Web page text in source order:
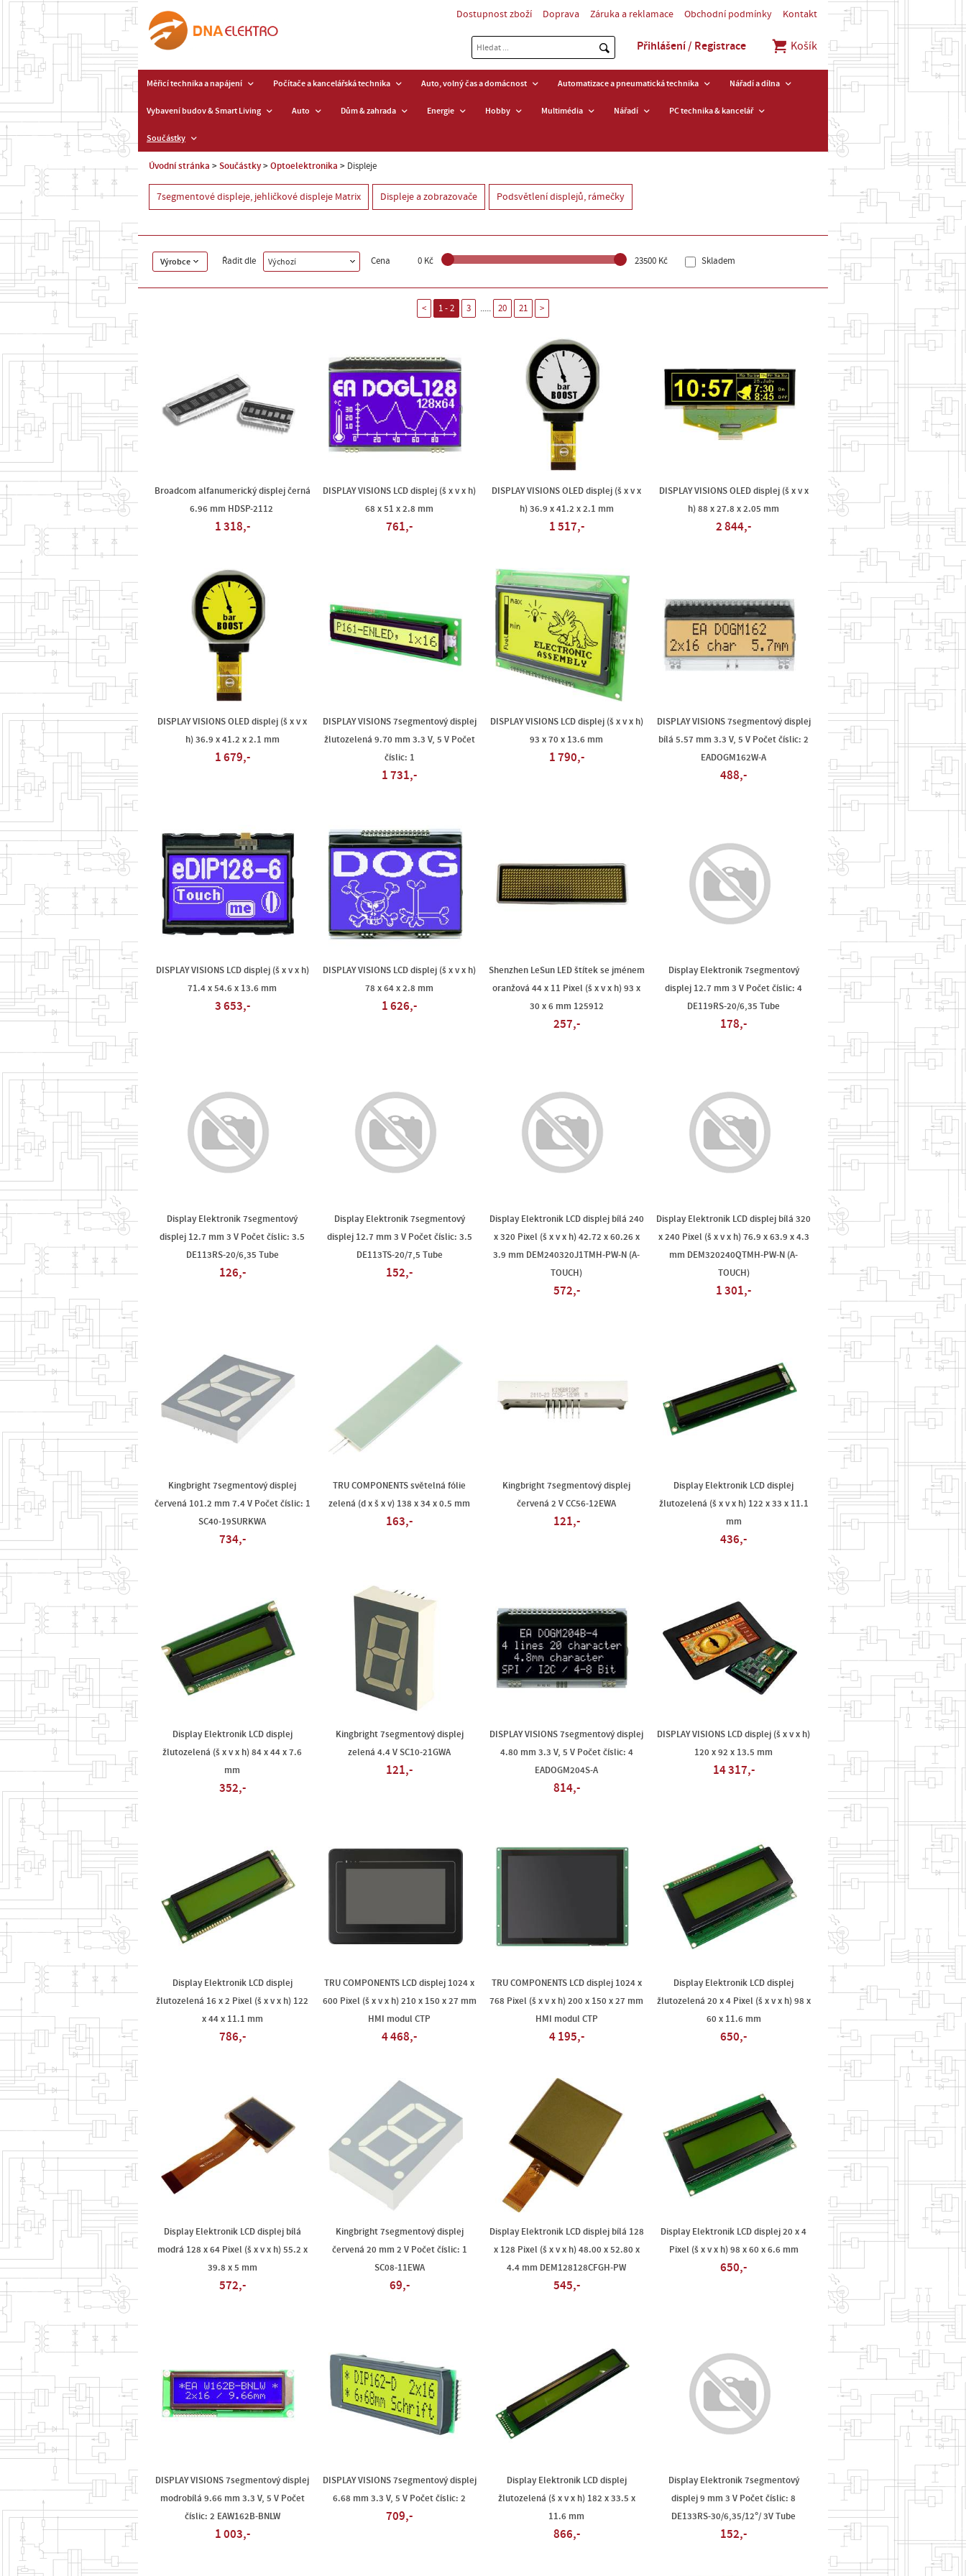
Dostupnost zboží Doprava Záruka a reklamace Obchodní podmínky Kontakt
Přihlášení / Registrace Košík
Měřicí technika a napájení Počítače a kancelářská technika Auto, volný čas a domácnost Automatizace a pneumatická technika Nářadí a dílna
Vybavení budov & Smart Living Auto Dům & zahrada Energie Hobby Multimédia Nářadí PC technika & kancelář
Součástky
Úvodní stránka Součástky Optoelektronika Displeje
7segmentové displeje, jehličkové displeje Matrix Displeje a zobrazovače Podsvětlení displejů, rámečky
Výrobce Řadit dle Výchozí Cena 0 Kč 23500 Kč Skladem
< 1 - 2 3 ..... 20 21 >
Broadcom alfanumerický displej černá
6.96 mm HDSP-2112
1 318,-
DISPLAY VISIONS LCD displej (š x v x h)
68 x 51 x 2.8 mm
761,-
DISPLAY VISIONS OLED displej (š x v x
h) 36.9 x 41.2 x 2.1 mm
1 517,-
DISPLAY VISIONS OLED displej (š x v x
h) 88 x 27.8 x 2.05 mm
2 844,-
DISPLAY VISIONS OLED displej (š x v x
h) 36.9 x 41.2 x 2.1 mm
1 679,-
DISPLAY VISIONS 7segmentový displej
žlutozelená 9.70 mm 3.3 V, 5 V Počet
číslic: 1
1 731,-
DISPLAY VISIONS LCD displej (š x v x h)
93 x 70 x 13.6 mm
1 790,-
DISPLAY VISIONS 7segmentový displej
bílá 5.57 mm 3.3 V, 5 V Počet číslic: 2
EADOGM162W-A
488,-
DISPLAY VISIONS LCD displej (š x v x h)
71.4 x 54.6 x 13.6 mm
3 653,-
DISPLAY VISIONS LCD displej (š x v x h)
78 x 64 x 2.8 mm
1 626,-
Shenzhen LeSun LED štítek se jménem
oranžová 44 x 11 Pixel (š x v x h) 93 x
30 x 6 mm 125912
257,-
Display Elektronik 7segmentový
displej 12.7 mm 3 V Počet číslic: 4
DE119RS-20/6,35 Tube
178,-
Display Elektronik 7segmentový
displej 12.7 mm 3 V Počet číslic: 3.5
DE113RS-20/6,35 Tube
126,-
Display Elektronik 7segmentový
displej 12.7 mm 3 V Počet číslic: 3.5
DE113TS-20/7,5 Tube
152,-
Display Elektronik LCD displej bílá 240
x 320 Pixel (š x v x h) 42.72 x 60.26 x
3.9 mm DEM240320J1TMH-PW-N (A-
TOUCH)
572,-
Display Elektronik LCD displej bílá 320
x 240 Pixel (š x v x h) 76.9 x 63.9 x 4.3
mm DEM320240QTMH-PW-N (A-
TOUCH)
1 301,-
Kingbright 7segmentový displej
červená 101.2 mm 7.4 V Počet číslic: 1
SC40-19SURKWA
734,-
TRU COMPONENTS světelná fólie
zelená (d x š x v) 138 x 34 x 0.5 mm
163,-
Kingbright 7segmentový displej
červená 2 V CC56-12EWA
121,-
Display Elektronik LCD displej
žlutozelená (š x v x h) 122 x 33 x 11.1
mm
436,-
Display Elektronik LCD displej
žlutozelená (š x v x h) 84 x 44 x 7.6
mm
352,-
Kingbright 7segmentový displej
zelená 4.4 V SC10-21GWA
121,-
DISPLAY VISIONS 7segmentový displej
4.80 mm 3.3 V, 5 V Počet číslic: 4
EADOGM204S-A
814,-
DISPLAY VISIONS LCD displej (š x v x h)
120 x 92 x 13.5 mm
14 317,-
Display Elektronik LCD displej
žlutozelená 16 x 2 Pixel (š x v x h) 122
x 44 x 11.1 mm
786,-
TRU COMPONENTS LCD displej 1024 x
600 Pixel (š x v x h) 210 x 150 x 27 mm
HMI modul CTP
4 468,-
TRU COMPONENTS LCD displej 1024 x
768 Pixel (š x v x h) 200 x 150 x 27 mm
HMI modul CTP
4 195,-
Display Elektronik LCD displej
žlutozelená 20 x 4 Pixel (š x v x h) 98 x
60 x 11.6 mm
650,-
Display Elektronik LCD displej bílá
modrá 128 x 64 Pixel (š x v x h) 55.2 x
39.8 x 5 mm
572,-
Kingbright 7segmentový displej
červená 20 mm 2 V Počet číslic: 1
SC08-11EWA
69,-
Display Elektronik LCD displej bílá 128
x 128 Pixel (š x v x h) 48.00 x 52.80 x
4.4 mm DEM128128CFGH-PW
545,-
Display Elektronik LCD displej 20 x 4
Pixel (š x v x h) 98 x 60 x 6.6 mm
650,-
DISPLAY VISIONS 7segmentový displej
modrobílá 9.66 mm 3.3 V, 5 V Počet
číslic: 2 EAW162B-BNLW
1 003,-
DISPLAY VISIONS 7segmentový displej
6.68 mm 3.3 V, 5 V Počet číslic: 2
709,-
Display Elektronik LCD displej
žlutozelená (š x v x h) 182 x 33.5 x
11.6 mm
866,-
Display Elektronik 7segmentový
displej 9 mm 3 V Počet číslic: 8
DE133RS-30/6,35/12°/ 3V Tube
152,-